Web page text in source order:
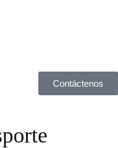
Contáctenos